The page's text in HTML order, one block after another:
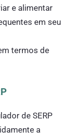
e alimentar
em seu
termos de
de SERP
a